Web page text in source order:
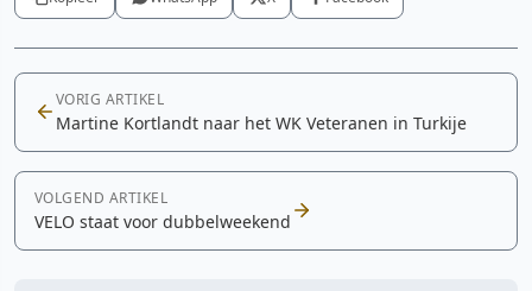
VORIG ARTIKEL
Martine Kortlandt naar het WK Veteranen in Turkije
VOLGEND ARTIKEL
VELO staat voor dubbelweekend